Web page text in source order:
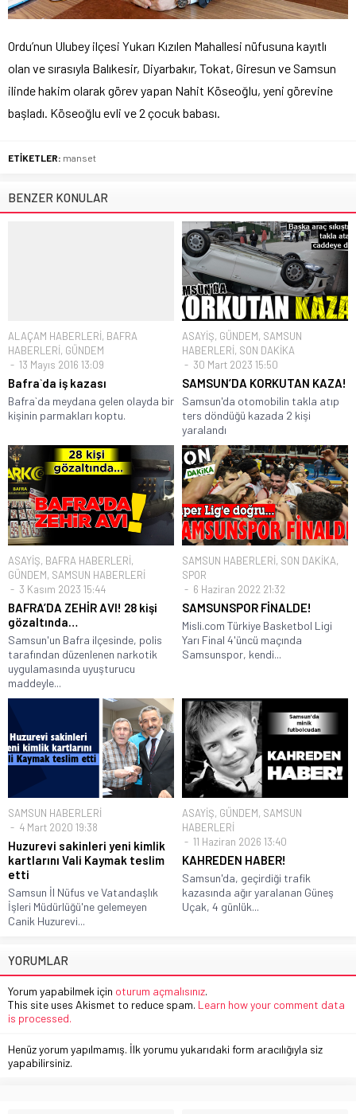
Ordu’nun Ulubey ilçesi Yukarı Kızılen Mahallesi nüfusuna kayıtlı
olan ve sırasıyla Balıkesir, Diyarbakır, Tokat, Giresun ve Samsun
ilinde hakim olarak görev yapan Nahit Köseoğlu, yeni görevine
başladı. Köseoğlu evli ve 2 çocuk babası.
ETİKETLER: manset
BENZER KONULAR
ALAÇAM HABERLERİ, BAFRA
HABERLERİ, GÜNDEM
13 Mayıs 2016 13:09
Bafra`da iş kazası
Bafra`da meydana gelen olayda bir
kişinin parmakları koptu.
ASAYİŞ, GÜNDEM, SAMSUN
HABERLERİ, SON DAKİKA
30 Mart 2023 15:50
SAMSUN’DA KORKUTAN KAZA!
Samsun'da otomobilin takla atıp
ters döndüğü kazada 2 kişi
yaralandı
ASAYİŞ, BAFRA HABERLERİ,
GÜNDEM, SAMSUN HABERLERİ
3 Kasım 2023 15:44
BAFRA’DA ZEHİR AVI! 28 kişi
gözaltında…
Samsun'un Bafra ilçesinde, polis
tarafından düzenlenen narkotik
uygulamasında uyuşturucu
maddeyle...
SAMSUN HABERLERİ, SON DAKİKA,
SPOR
6 Haziran 2022 21:32
SAMSUNSPOR FİNALDE!
Misli.com Türkiye Basketbol Ligi
Yarı Final 4'üncü maçında
Samsunspor, kendi...
SAMSUN HABERLERİ
4 Mart 2020 19:38
Huzurevi sakinleri yeni kimlik
kartlarını Vali Kaymak teslim
etti
Samsun İl Nüfus ve Vatandaşlık
İşleri Müdürlüğü'ne gelemeyen
Canik Huzurevi...
ASAYİŞ, GÜNDEM, SAMSUN
HABERLERİ
11 Haziran 2026 13:40
KAHREDEN HABER!
Samsun'da, geçirdiği trafik
kazasında ağır yaralanan Güneş
Uçak, 4 günlük...
YORUMLAR
Yorum yapabilmek için oturum açmalısınız.
This site uses Akismet to reduce spam. Learn how your comment data
is processed.
Henüz yorum yapılmamış. İlk yorumu yukarıdaki form aracılığıyla siz
yapabilirsiniz.